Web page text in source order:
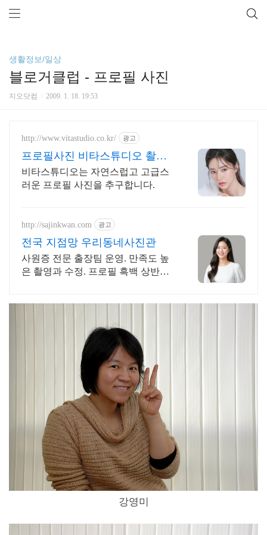
생활정보/일상
블로거클럽 - 프로필 사진
지오닷컴 2009. 1. 18. 19:53
http://www.vitastudio.co.kr/ 광고
프로필사진 비타스튜디오 촬영
당일 1:1 사진수정
비타스튜디오는 자연스럽고 고급스
러운 프로필 사진을 추구합니다.
http://sajinkwan.com 광고
전국 지점망 우리동네사진관
사원증 전문 출장팀 운영. 만족도 높
은 촬영과 수정. 프로필 흑백 상반신
강영미